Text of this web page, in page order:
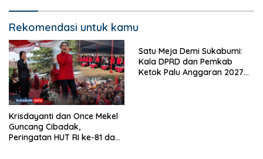
Rekomendasi untuk kamu
Krisdayanti dan Once Mekel
Guncang Cibadak,
Peringatan HUT RI ke-81 dan
Satu Meja Demi Sukabumi:
Kala DPRD dan Pemkab
Ketok Palu Anggaran 2027